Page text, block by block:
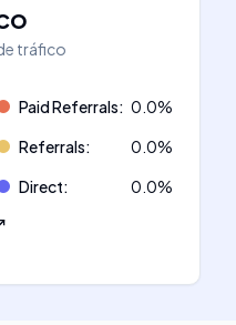
tráfico
Paid Referrals: 0.0%
Referrals: 0.0%
Direct: 0.0%